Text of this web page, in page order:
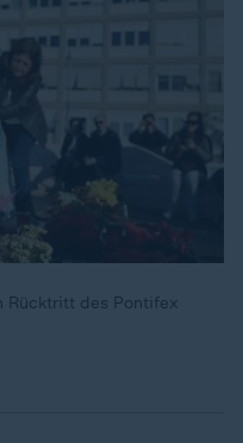
Rücktritt des Pontifex